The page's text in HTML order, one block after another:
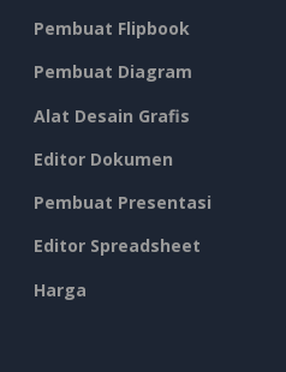
Pembuat Flipbook
Pembuat Diagram
Alat Desain Grafis
Editor Dokumen
Pembuat Presentasi
Editor Spreadsheet
Harga